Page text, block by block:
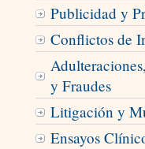
Publicidad y
Conflictos de
y Fraudes
Litigación y
Ensayos